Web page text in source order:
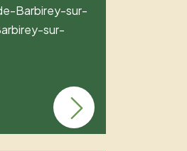
Barbirey-sur-
sur-